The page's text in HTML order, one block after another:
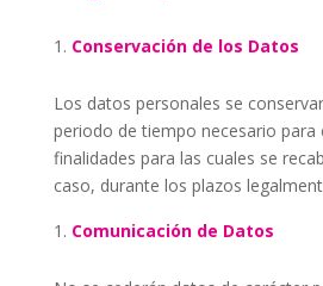
Conservación de los Datos
Los datos personales se
periodo de tiempo necesario para
finalidades para las cuales se
caso, durante los plazos
Comunicación de Datos